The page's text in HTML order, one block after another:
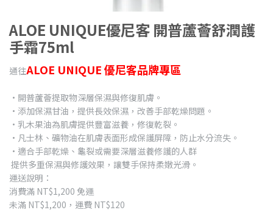
ALOE UNIQUE優尼客 開普蘆薈舒潤護
手霜75ml
通往ALOE UNIQUE 優尼客品牌專區
•開普蘆薈提取物深層保濕與修復肌膚。
•添加保濕甘油，提供長效保濕，改善手部乾燥問題。
•乳木果油為肌膚提供豐富滋養，修復乾裂。
•凡士林、礦物油在肌膚表面形成保護屏障，防止水分流失。
•適合手部乾燥、龜裂或需要深層滋養修護的人群
提供多重保濕與修護效果，讓雙手保持柔嫩光滑。
運送說明：
消費滿 NT$1,200 免運
未滿 NT$1,200，運費 NT$120